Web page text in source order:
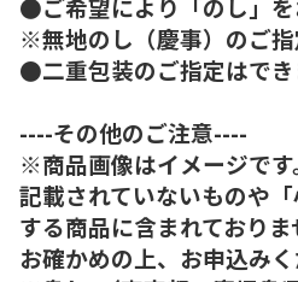
※無地のし（慶事）のご指
●二重包装のご指定はでき
----その他のご注意----
※商品画像はイメージで
記載されていないものや
する商品に含まれており
お確かめの上、お申込みく